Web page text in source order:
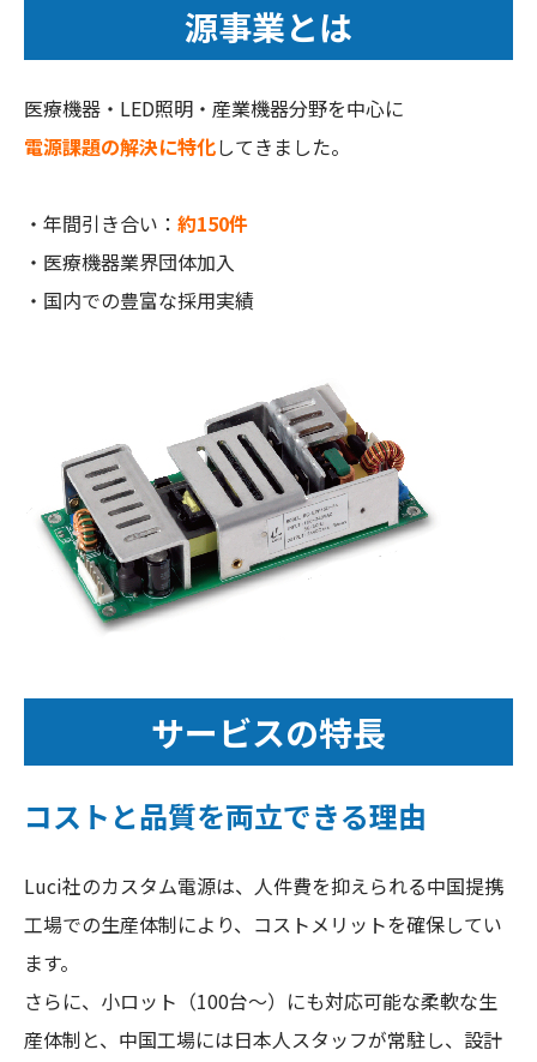
源事業とは
医療機器・LED照明・産業機器分野を中心に
電源課題の解決に特化してきました。
・年間引き合い： 約150件
・医療機器業界団体加入
・国内での豊富な採用実績
サービスの特長
コストと品質を両立できる理由
Luci社のカスタム電源は、人件費を抑えられる中国提携
工場での生産体制により、コストメリットを確保してい
ます。
さらに、小ロット（100台〜）にも対応可能な柔軟な生
産体制と、中国工場には日本人スタッフが常駐し、設計